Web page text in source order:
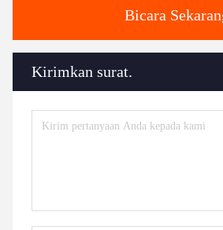
Bicara
Kirimkan surat.